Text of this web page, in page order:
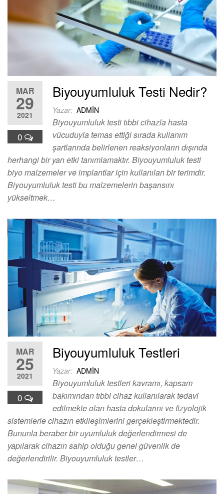
MAR
29
2021
0
Biyouyumluluk Testi Nedir?
Yazar: ADMIN
Biyouyumluluk testi tıbbi cihazla hasta
vücuduyla temas ettiği sırada kullanım
şartlarında belirlenen reaksiyonların dışında
herhangi bir yan etki tanımlamaktır. Biyouyumluluk testi
biyo malzemeler ve implantlar için kullanılan bir terimdir.
Biyouyumluluk testi bu malzemelerin başarısını
yükseltmek…
MAR
25
2021
0
Biyouyumluluk Testleri
Yazar: ADMIN
Biyouyumluluk testleri kavramı, kapsam
bakımından tıbbi cihaz kullanılarak tedavi
edilmekte olan hasta dokularını ve fizyolojik
sistemlerle cihazın etkileşimlerini gerçekleştirmektedir.
Bununla beraber bir uyumluluk değerlendirmesi de
yapılarak cihazın sahip olduğu genel güvenlik de
değerlendirilir. Biyouyumluluk testler…